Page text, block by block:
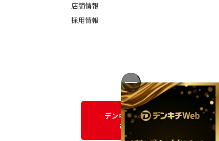
店舗情報
採用情報
デンキチWEBに関する
お問い合わせ